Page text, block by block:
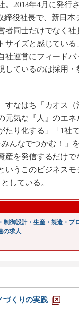
2018年4月に発行さ
役社長で、新日
同士だけでなく社
サイズと感じてい
社運営にフィード
しているのは採用
すなはち「カオス
元気な『人』のエ
たり化する」「1社
んなでつかむ！」
産を発信するだけ
いうこのビジネス
している。
制御設計・生産・製造・
の求人
づくりの実践